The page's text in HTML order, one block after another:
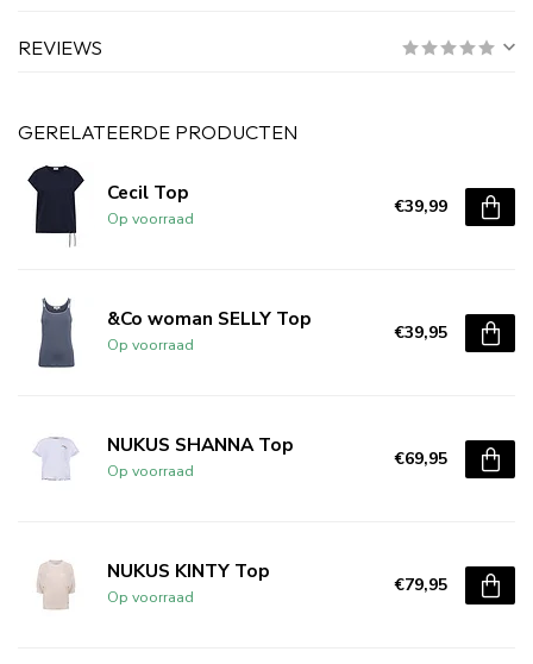
REVIEWS
GERELATEERDE PRODUCTEN
Cecil Top
Op voorraad
€39,99
&Co woman SELLY Top
Op voorraad
€39,95
NUKUS SHANNA Top
Op voorraad
€69,95
NUKUS KINTY Top
Op voorraad
€79,95